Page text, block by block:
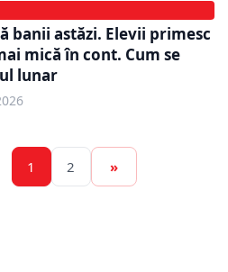
banii astăzi. Elevii primesc
mică în cont. Cum se
lunar
1 2 »